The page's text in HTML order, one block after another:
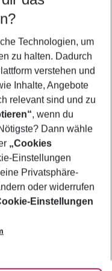
Technologien, um
zu halten. Dadurch
verstehen und
Inhalte, Angebote
relevant sind und zu
, wenn du
Dann wähle
„Cookies
Einstellungen
Privatsphäre-
oder widerrufen
Einstellungen